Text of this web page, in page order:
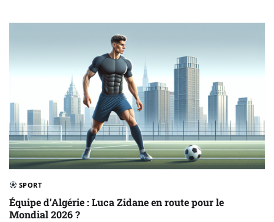
SPORT
Équipe d’Algérie : Luca Zidane en route pour le
Mondial 2026 ?